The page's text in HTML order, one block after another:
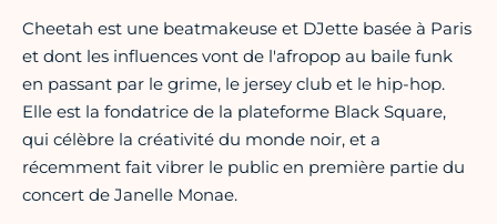
Cheetah est une beatmakeuse et DJette basée à Paris
et dont les influences vont de l'afropop au baile funk
en passant par le grime, le jersey club et le hip-hop.
Elle est la fondatrice de la plateforme Black Square,
qui célèbre la créativité du monde noir, et a
récemment fait vibrer le public en première partie du
concert de Janelle Monae.